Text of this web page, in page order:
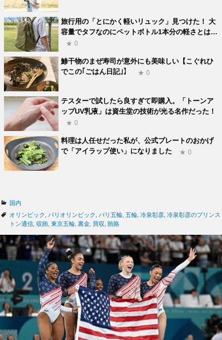
旅行用の「とにかく軽いリュック」見つけた！ 大
容量でタフなのにペットボトル1本分の軽さとは…
★ 0
鯵干物のまぜ寿司が意外にも美味しい【こぐれひ
でこの｢ごはん日記｣】
★ 0
テスターで試したら良すぎて即購入。「トーンア
ップUV乳液」は資生堂の技術が光る名作だった！
★ 0
料理は人任せだった私が、公式プレートのおかげ
で「アイラップ使い」になりました
★ 0
カ
テ
ゴ
ー
国内
タ
グ
オリンピック パリオリンピック パリ五輪 五輪 冷泉彰彦 冷泉彰彦のプリンス
トン通信 収賄 東京五輪 裏金 買収 賄賂